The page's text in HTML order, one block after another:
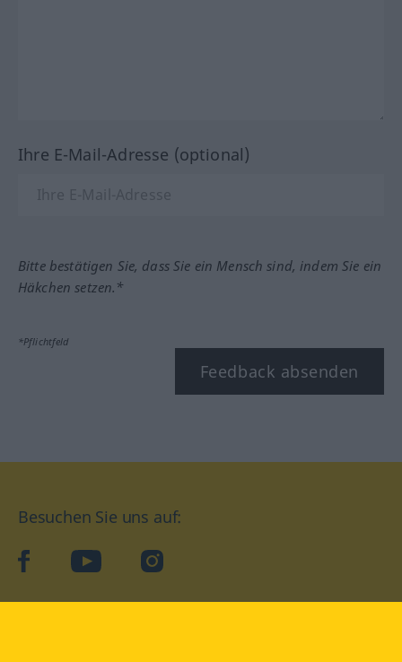
Ihre E-Mail-Adresse (optional)
Bitte bestätigen Sie, dass Sie ein Mensch sind, indem Sie ein
Häkchen setzen.*
*Pflichtfeld
Feedback absenden
Besuchen Sie uns auf:
facebookYouTube Instagram